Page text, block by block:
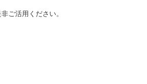
ご活用ください。